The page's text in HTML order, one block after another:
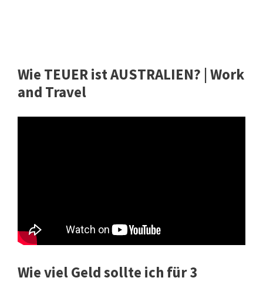
Wie TEUER ist AUSTRALIEN? | Work
and Travel
Wie viel Geld sollte ich für 3